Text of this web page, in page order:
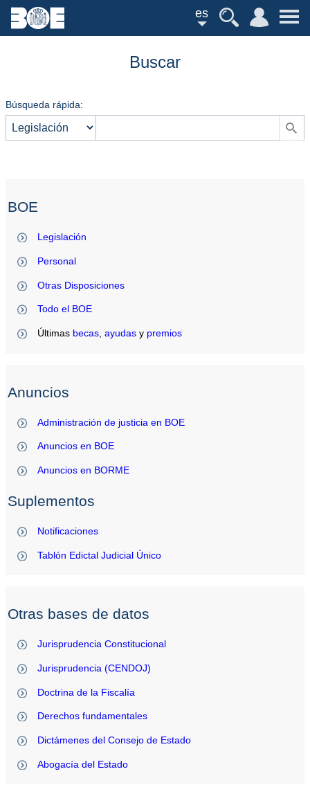
es
Buscar
Búsqueda rápida:
BOE
Legislación
Personal
Otras Disposiciones
Todo el BOE
Últimas becas ,ayudas y premios
Anuncios
Administración de justicia en BOE
Anuncios en BOE
Anuncios en BORME
Suplementos
Notificaciones
Tablón Edictal Judicial Único
Otras bases de datos
Jurisprudencia Constitucional
Jurisprudencia (CENDOJ)
Doctrina de la Fiscalía
Derechos fundamentales
Dictámenes del Consejo de Estado
Abogacía del Estado